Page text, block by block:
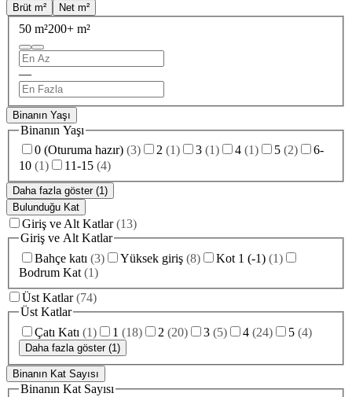
Brüt m²
Net m²
50 m²200+ m²
—
Binanın Yaşı
Binanın Yaşı
0 (Oturuma hazır) (3) 2 (1) 3 (1) 4 (1) 5 (2)
6-
10 (1) 11-15 (4)
Daha fazla göster (1)
Bulunduğu Kat
Giriş ve Alt Katlar (13)
Giriş ve Alt Katlar
Bahçe katı (3) Yüksek giriş (8) Kot 1 (-1) (1)
Bodrum Kat (1)
Üst Katlar (74)
Üst Katlar
Çatı Katı (1) 1 (18) 2 (20) 3 (5) 4 (24) 5 (4)
Daha fazla göster (1)
Binanın Kat Sayısı
Binanın Kat Sayısı